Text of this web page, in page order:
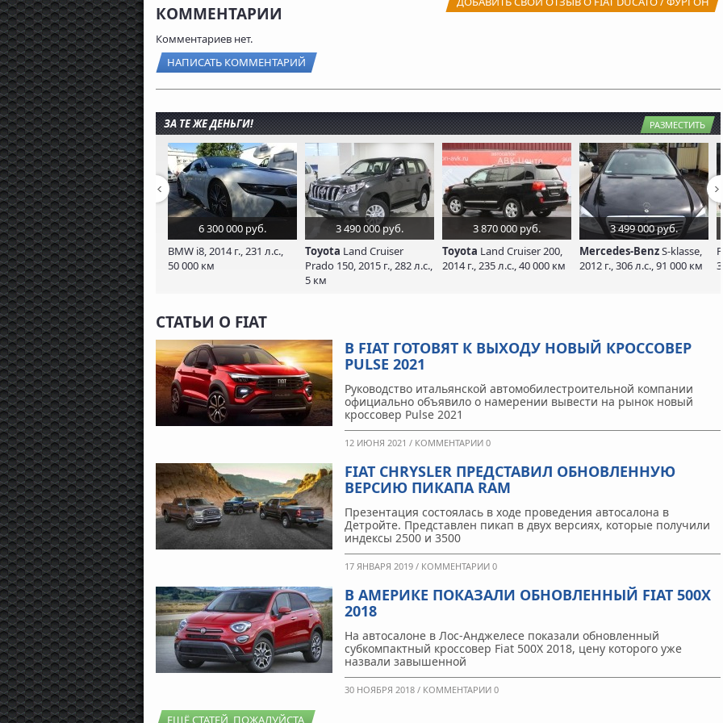
КОММЕНТАРИИ
Комментариев нет.
НАПИСАТЬ КОММЕНТАРИЙ
ЗА ТЕ ЖЕ ДЕНЬГИ! РАЗМЕСТИТЬ
6 300 000 руб.
BMW i8, 2014 г., 231 л.с.,
50 000 км
3 490 000 руб.
Toyota Land Cruiser
Prado 150, 2015 г., 282 л.с.,
5 км
3 870 000 руб.
Toyota Land Cruiser 200,
2014 г., 235 л.с., 40 000 км
3 499 000 руб.
Mercedes-BenzS-klasse,
2012 г., 306 л.с., 91 000 км
СТАТЬИ О FIAT
В FIAT ГОТОВЯТ К ВЫХОДУ НОВЫЙ КРОССОВЕР
PULSE 2021
Руководство итальянской автомобилестроительной компании
официально объявило о намерении вывести на рынок новый
кроссовер Pulse 2021
12 ИЮНЯ 2021 / КОММЕНТАРИИ 0
FIAT CHRYSLER ПРЕДСТАВИЛ ОБНОВЛЕННУЮ
ВЕРСИЮ ПИКАПА RAM
Презентация состоялась в ходе проведения автосалона в
Детройте. Представлен пикап в двух версиях, которые получили
индексы 2500 и 3500
17 ЯНВАРЯ 2019 / КОММЕНТАРИИ 0
В АМЕРИКЕ ПОКАЗАЛИ ОБНОВЛЕННЫЙ FIAT 500X
2018
На автосалоне в Лос-Анджелесе показали обновленный
субкомпактный кроссовер Fiat 500X 2018, цену которого уже
назвали завышенной
30 НОЯБРЯ 2018 / КОММЕНТАРИИ 0
ЕЩЁ СТАТЕЙ, ПОЖАЛУЙСТА